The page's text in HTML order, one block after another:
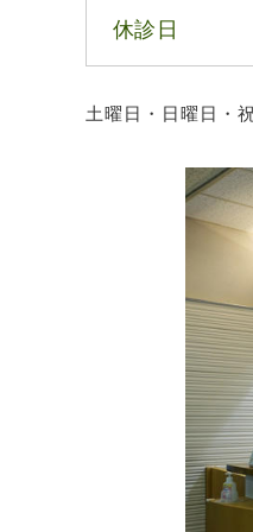
休診日
土曜日・日曜日・